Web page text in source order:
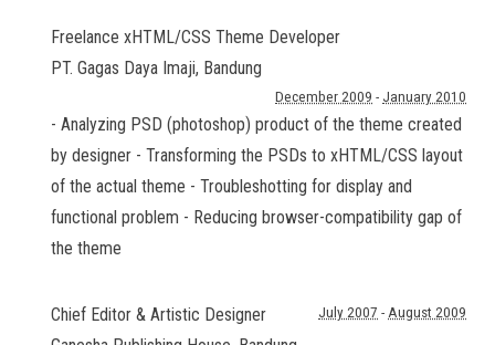
Freelance xHTML/CSS Theme Developer
PT. Gagas Daya Imaji, Bandung
December 2009 - January 2010
- Analyzing PSD (photoshop) product of the theme created
by designer - Transforming the PSDs to xHTML/CSS layout
of the actual theme - Troubleshotting for display and
functional problem - Reducing browser-compatibility gap of
the theme
Chief Editor & Artistic Designer
July 2007 - August 2009